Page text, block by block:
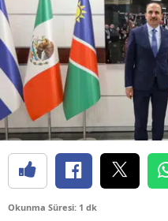
Okunma Süresi: 1 dk